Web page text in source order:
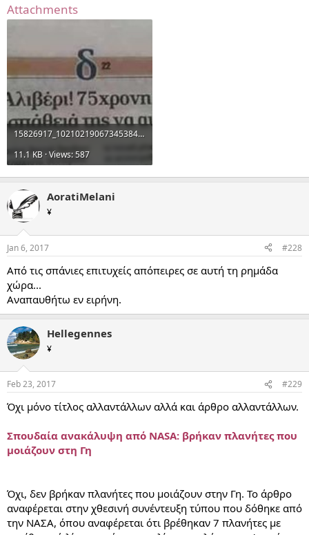
Attachments
15826917_10210219067345384_296367240701735489_n.jpg
11.1 KB · Views: 587
AoratiMelani
¥
Jan 6, 2017 #228
Από τις σπάνιες επιτυχείς απόπειρες σε αυτή τη ρημάδα
χώρα...
Αναπαυθήτω εν ειρήνη.
Hellegennes
¥
Feb 23, 2017 #229
Όχι μόνο τίτλος αλλαντάλλων αλλά και άρθρο αλλαντάλλων.
Σπουδαία ανακάλυψη από NASA: βρήκαν πλανήτες που
μοιάζουν στη Γη
Όχι, δεν βρήκαν πλανήτες που μοιάζουν στην Γη. Το άρθρο
αναφέρεται στην χθεσινή συνέντευξη τύπου που δόθηκε από
την ΝΑΣΑ, όπου αναφέρεται ότι βρέθηκαν 7 πλανήτες με